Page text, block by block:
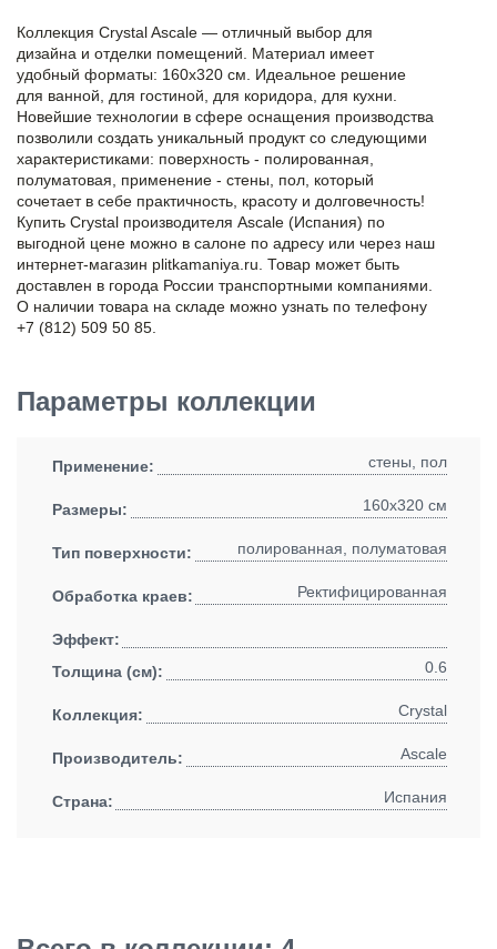
Коллекция Crystal Ascale — отличный выбор для
дизайна и отделки помещений. Материал имеет
удобный форматы: 160x320 см. Идеальное решение
для ванной, для гостиной, для коридора, для кухни.
Новейшие технологии в сфере оснащения производства
позволили создать уникальный продукт со следующими
характеристиками: поверхность - полированная,
полуматовая, применение - стены, пол, который
сочетает в себе практичность, красоту и долговечность!
Купить Crystal производителя Ascale (Испания) по
выгодной цене можно в салоне по адресу или через наш
интернет-магазин plitkamaniya.ru. Товар может быть
доставлен в города России транспортными компаниями.
О наличии товара на складе можно узнать по телефону
+7 (812) 509 50 85.
Параметры коллекции
Применение: стены, пол
Размеры: 160x320 см
Тип поверхности: полированная, полуматовая
Обработка краев: Ректифицированная
Эффект:
Толщина (см):
0.6
Коллекция: Crystal
Производитель: Ascale
Страна: Испания